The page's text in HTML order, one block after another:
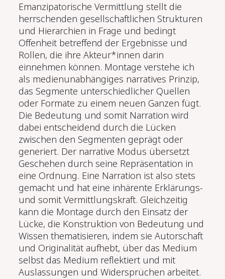
Emanzipatorische Vermittlung stellt die
herrschenden gesellschaftlichen Strukturen
und Hierarchien in Frage und bedingt
Offenheit betreffend der Ergebnisse und
Rollen, die ihre Akteur*innen darin
einnehmen können. Montage verstehe ich
als medienunabhängiges narratives Prinzip,
das Segmente unterschiedlicher Quellen
oder Formate zu einem neuen Ganzen fügt.
Die Bedeutung und somit Narration wird
dabei entscheidend durch die Lücken
zwischen den Segmenten geprägt oder
generiert. Der narrative Modus übersetzt
Geschehen durch seine Repräsentation in
eine Ordnung. Eine Narration ist also stets
gemacht und hat eine inhärente Erklärungs-
und somit Vermittlungskraft. Gleichzeitig
kann die Montage durch den Einsatz der
Lücke, die Konstruktion von Bedeutung und
Wissen thematisieren, indem sie Autorschaft
und Originalität aufhebt, über das Medium
selbst das Medium reflektiert und mit
Auslassungen und Widersprüchen arbeitet.